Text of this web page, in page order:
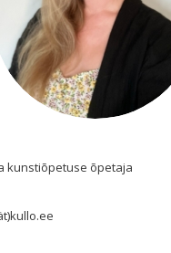
kunstiõpetuse õpetaja